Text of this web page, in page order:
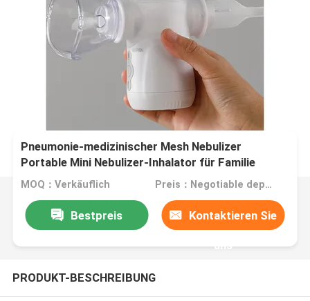
Pneumonie-medizinischer Mesh Nebulizer
Portable Mini Nebulizer-Inhalator für Familie
MOQ：Verkäuflich Preis：Negotiable depend on quantity
Bestpreis Kontaktieren Sie
uns
PRODUKT-BESCHREIBUNG